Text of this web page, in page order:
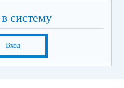
систему
Вход